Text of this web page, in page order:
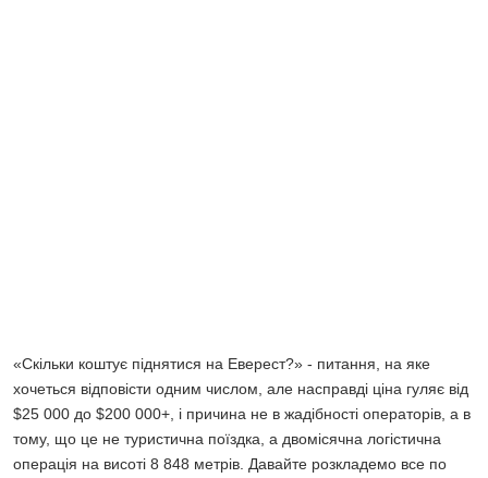
«Скільки коштує піднятися на Еверест?» - питання, на яке
хочеться відповісти одним числом, але насправді ціна гуляє від
$25 000 до $200 000+, і причина не в жадібності операторів, а в
тому, що це не туристична поїздка, а двомісячна логістична
операція на висоті 8 848 метрів. Давайте розкладемо все по